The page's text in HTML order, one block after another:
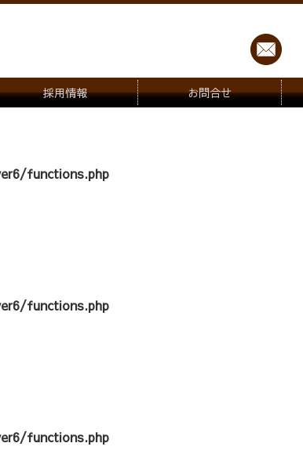
採用情報 お問合せ
functions.php
functions.php
functions.php